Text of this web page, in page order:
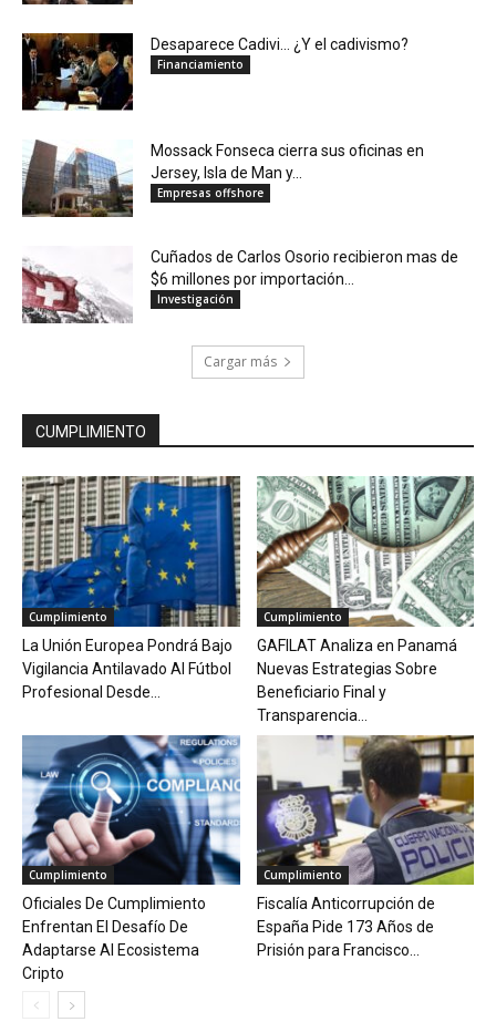
Desaparece Cadivi… ¿Y el cadivismo?
Financiamiento
Mossack Fonseca cierra sus oficinas en
Jersey, Isla de Man y...
Empresas offshore
Cuñados de Carlos Osorio recibieron mas de
$6 millones por importación...
Investigación
Cargar más
CUMPLIMIENTO
Cumplimiento
La Unión Europea Pondrá Bajo
Vigilancia Antilavado Al Fútbol
Profesional Desde...
Cumplimiento
GAFILAT Analiza en Panamá
Nuevas Estrategias Sobre
Beneficiario Final y
Transparencia...
Cumplimiento
Oficiales De Cumplimiento
Enfrentan El Desafío De
Adaptarse Al Ecosistema
Cripto
Cumplimiento
Fiscalía Anticorrupción de
España Pide 173 Años de
Prisión para Francisco...